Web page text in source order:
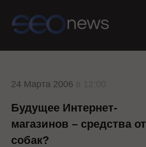
24 Марта 2006
Будущее Интернет-
магазинов – средства от
собак?